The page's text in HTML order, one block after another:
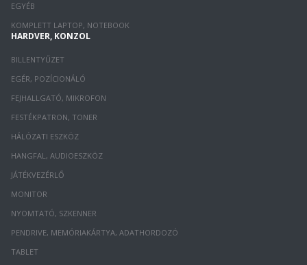
EGYÉB
KOMPLETT LAPTOP, NOTEBOOK
HARDVER, KONZOL
BILLENTYŰZET
EGÉR, POZÍCIONÁLÓ
FEJHALLGATÓ, MIKROFON
FESTÉKPATRON, TONER
HÁLÓZATI ESZKÖZ
HANGFAL, AUDIOESZKÖZ
JÁTÉKVEZÉRLŐ
MONITOR
NYOMTATÓ, SZKENNER
PENDRIVE, MEMÓRIAKÁRTYA, ADATHORDOZÓ
TABLET